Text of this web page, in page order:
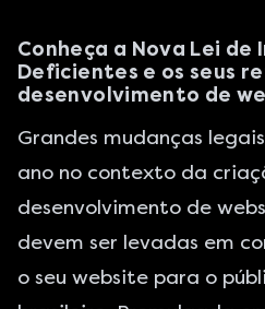
Conheça a Nova Lei de
Deficientes e os seus
desenvolvimento de
Grandes mudanças
ano no contexto da
desenvolvimento de
devem ser levadas em
o seu website para o